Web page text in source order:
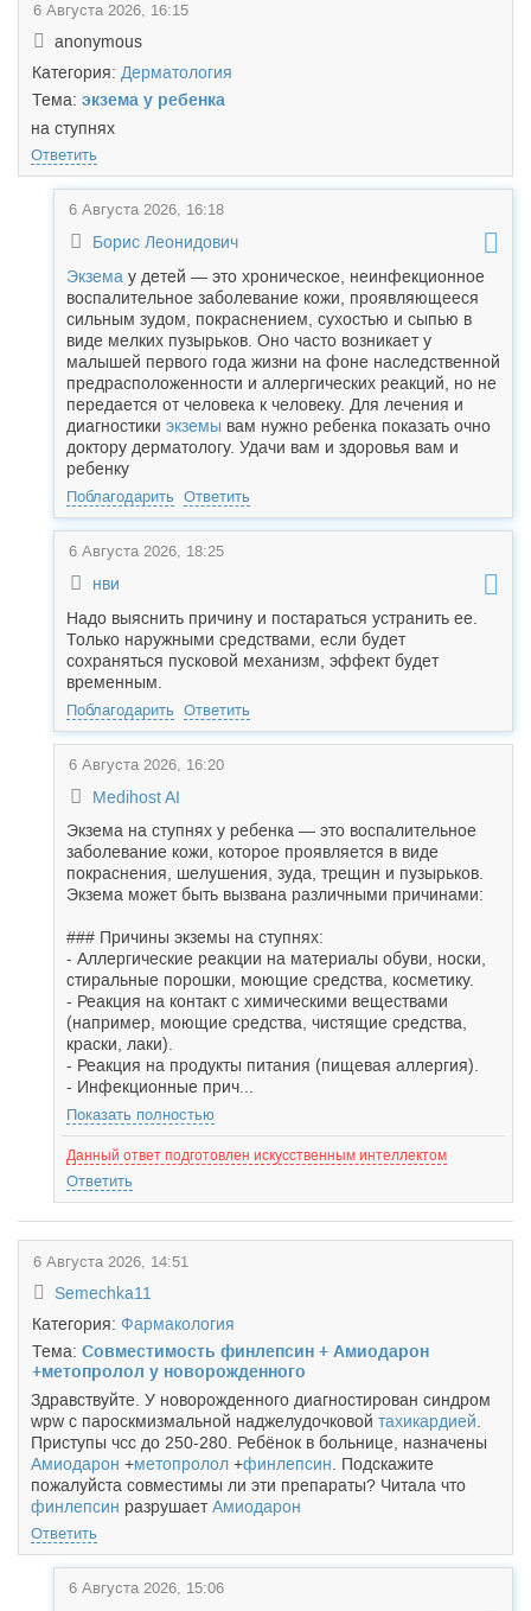
6 Августа 2026, 16:15
anonymous
Категория: Дерматология
Тема: экзема у ребенка
на ступнях
Ответить
6 Августа 2026, 16:18
Борис Леонидович
Экзема у детей — это хроническое, неинфекционное
воспалительное заболевание кожи, проявляющееся
сильным зудом, покраснением, сухостью и сыпью в
виде мелких пузырьков. Оно часто возникает у
малышей первого года жизни на фоне наследственной
предрасположенности и аллергических реакций, но не
передается от человека к человеку. Для лечения и
диагностики экземы вам нужно ребенка показать очно
доктору дерматологу. Удачи вам и здоровья вам и
ребенку
Поблагодарить Ответить
6 Августа 2026, 18:25
нви
Надо выяснить причину и постараться устранить ее.
Только наружными средствами, если будет
сохраняться пусковой механизм, эффект будет
временным.
Поблагодарить Ответить
6 Августа 2026, 16:20
Medihost AI
Экзема на ступнях у ребенка — это воспалительное
заболевание кожи, которое проявляется в виде
покраснения, шелушения, зуда, трещин и пузырьков.
Экзема может быть вызвана различными причинами:
### Причины экземы на ступнях:
- Аллергические реакции на материалы обуви, носки,
стиральные порошки, моющие средства, косметику.
- Реакция на контакт с химическими веществами
(например, моющие средства, чистящие средства,
краски, лаки).
- Реакция на продукты питания (пищевая аллергия).
- Инфекционные прич...
Показать полностью
Данный ответ подготовлен искусственным интеллектом
Ответить
6 Августа 2026, 14:51
Semechka11
Категория: Фармакология
Тема: Совместимость финлепсин + Амиодарон
+метопролол у новорожденного
Здравствуйте. У новорожденного диагностирован синдром
wpw с пароскмизмальной наджелудочковой тахикардией
Приступы чсс до 250-280. Ребёнок в больнице, назначены
Амиодарон +метопролол +финлепсин . Подскажите
пожалуйста совместимы ли эти препараты? Читала что
финлепсин разрушаетАмиодарон
Ответить
6 Августа 2026, 15:06